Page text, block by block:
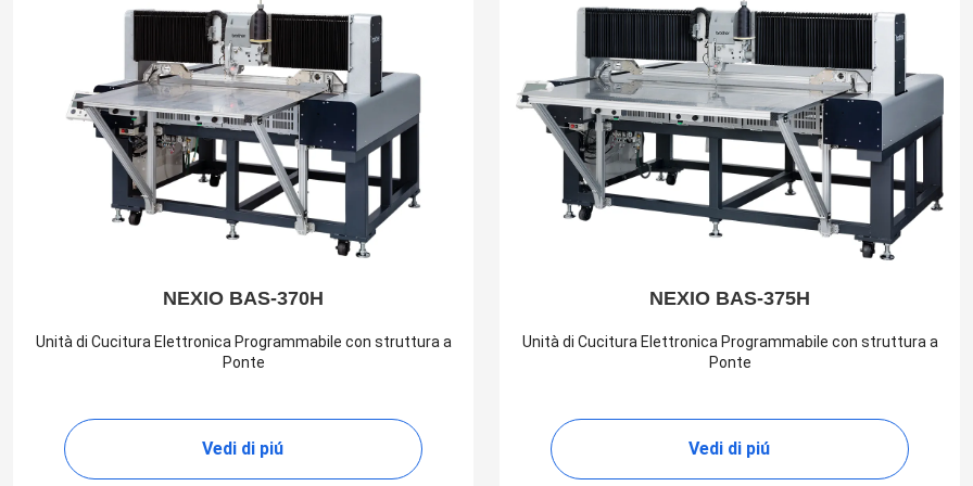
NEXIO BAS-370H
Unità di Cucitura Elettronica Programmabile con struttura a
Ponte
Vedi di piú
NEXIO BAS-375H
Unità di Cucitura Elettronica Programmabile con struttura a
Ponte
Vedi di piú